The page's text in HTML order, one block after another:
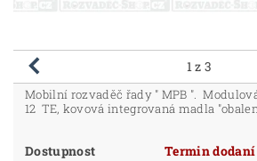
1z 3
Mobilní rozvaděč řady " MPB ".
12 TE, kovová integrovaná madla
Dostupnost